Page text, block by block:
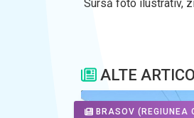
Sursă foto ilustrativ,
ALTE
BRASOV (REGIUNEA